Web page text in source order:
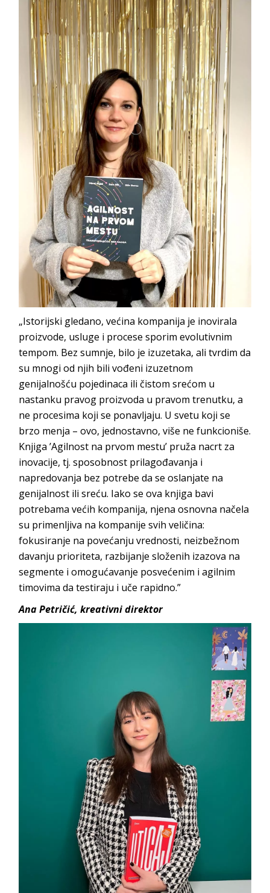
„Istorijski gledano, većina kompanija je inovirala
proizvode, usluge i procese sporim evolutivnim
tempom. Bez sumnje, bilo je izuzetaka, ali tvrdim da
su mnogi od njih bili vođeni izuzetnom
genijalnošću pojedinaca ili čistom srećom u
nastanku pravog proizvoda u pravom trenutku, a
ne procesima koji se ponavljaju. U svetu koji se
brzo menja – ovo, jednostavno, više ne funkcioniše.
Knjiga ’Agilnost na prvom mestu’ pruža nacrt za
inovacije, tj. sposobnost prilagođavanja i
napredovanja bez potrebe da se oslanjate na
genijalnost ili sreću. Iako se ova knjiga bavi
potrebama većih kompanija, njena osnovna načela
su primenljiva na kompanije svih veličina:
fokusiranje na povećanju vrednosti, neizbežnom
davanju prioriteta, razbijanje složenih izazova na
segmente i omogućavanje posvećenim i agilnim
timovima da testiraju i uče rapidno.”
AnaPetričić,kreativni direktor